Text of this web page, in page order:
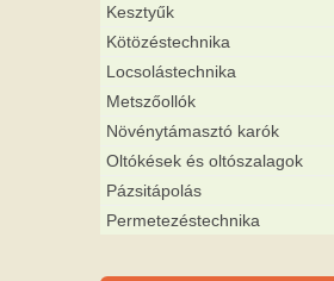
Kesztyűk
Kötözéstechnika
Locsolástechnika
Metszőollók
Növénytámasztó karók
Oltókések és oltószalagok
Pázsitápolás
Permetezéstechnika